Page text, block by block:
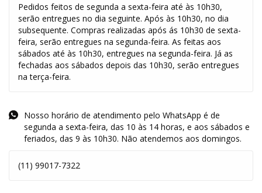
Pedidos feitos de segunda a sexta-feira até às 10h30,
serão entregues no dia seguinte. Após às 10h30, no dia
subsequente. Compras realizadas após ás 10h30 de sexta-
feira, serão entregues na segunda-feira. As feitas aos
sábados até às 10h30, entregues na segunda-feira. Já as
fechadas aos sábados depois das 10h30, serão entregues
na terça-feira.
Nosso horário de atendimento pelo WhatsApp é de
segunda a sexta-feira, das 10 às 14 horas, e aos sábados e
feriados, das 9 às 10h30. Não atendemos aos domingos.
(11) 99017-7322